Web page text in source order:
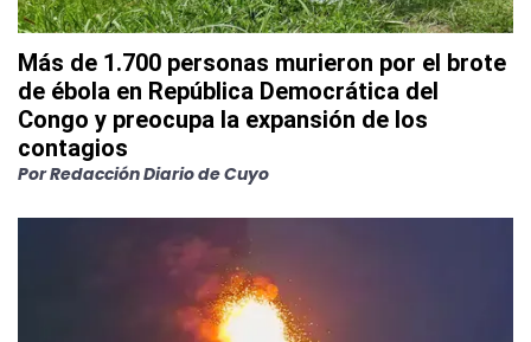
Más de 1.700 personas murieron por el brote
de ébola en República Democrática del
Congo y preocupa la expansión de los
contagios
PorRedacción Diario de Cuyo